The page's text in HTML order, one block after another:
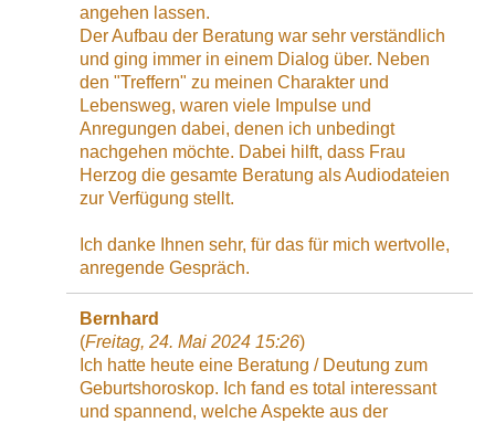
angehen lassen.
Der Aufbau der Beratung war sehr verständlich
und ging immer in einem Dialog über. Neben
den "Treffern" zu meinen Charakter und
Lebensweg, waren viele Impulse und
Anregungen dabei, denen ich unbedingt
nachgehen möchte. Dabei hilft, dass Frau
Herzog die gesamte Beratung als Audiodateien
zur Verfügung stellt.
Ich danke Ihnen sehr, für das für mich wertvolle,
anregende Gespräch.
Bernhard
(Freitag, 24. Mai 2024 15:26)
Ich hatte heute eine Beratung / Deutung zum
Geburtshoroskop. Ich fand es total interessant
und spannend, welche Aspekte aus der